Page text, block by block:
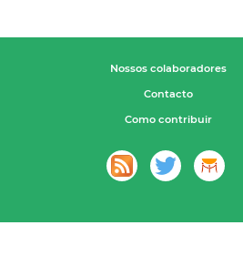
Nossos colaboradores
Contacto
Como contribuir